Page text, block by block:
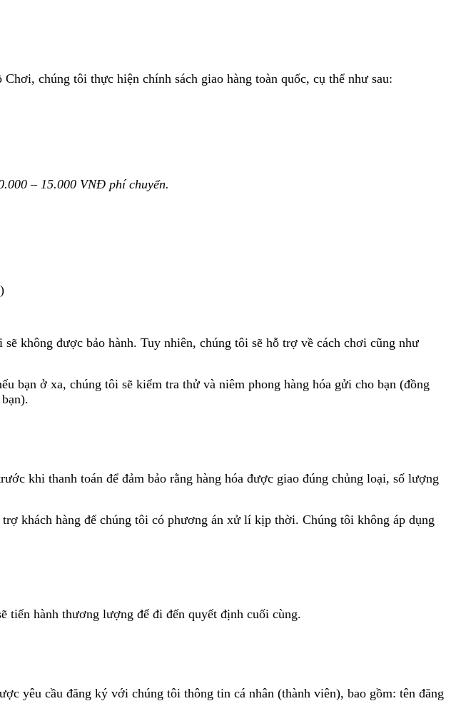
chúng tôi thực hiện chính sách giao hàng toàn quốc, cụ thể như sau:
– 15.000 VNĐ phí chuyển.
không được bảo hành. Tuy nhiên, chúng tôi sẽ hỗ trợ về cách chơi cũng như
bạn ở xa, chúng tôi sẽ kiểm tra thử và niêm phong hàng hóa gửi cho bạn (đồng
khi thanh toán để đảm bảo rằng hàng hóa được giao đúng chủng loại, số lượng
khách hàng để chúng tôi có phương án xử lí kịp thời. Chúng tôi không áp dụng
tiến hành thương lượng để đi đến quyết định cuối cùng.
đăng ký với chúng tôi thông tin cá nhân (thành viên), bao gồm: tên đăng